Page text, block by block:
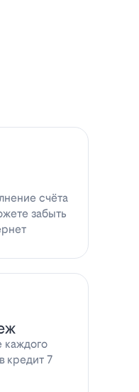
счёта
забыть
каждого
кредит 7